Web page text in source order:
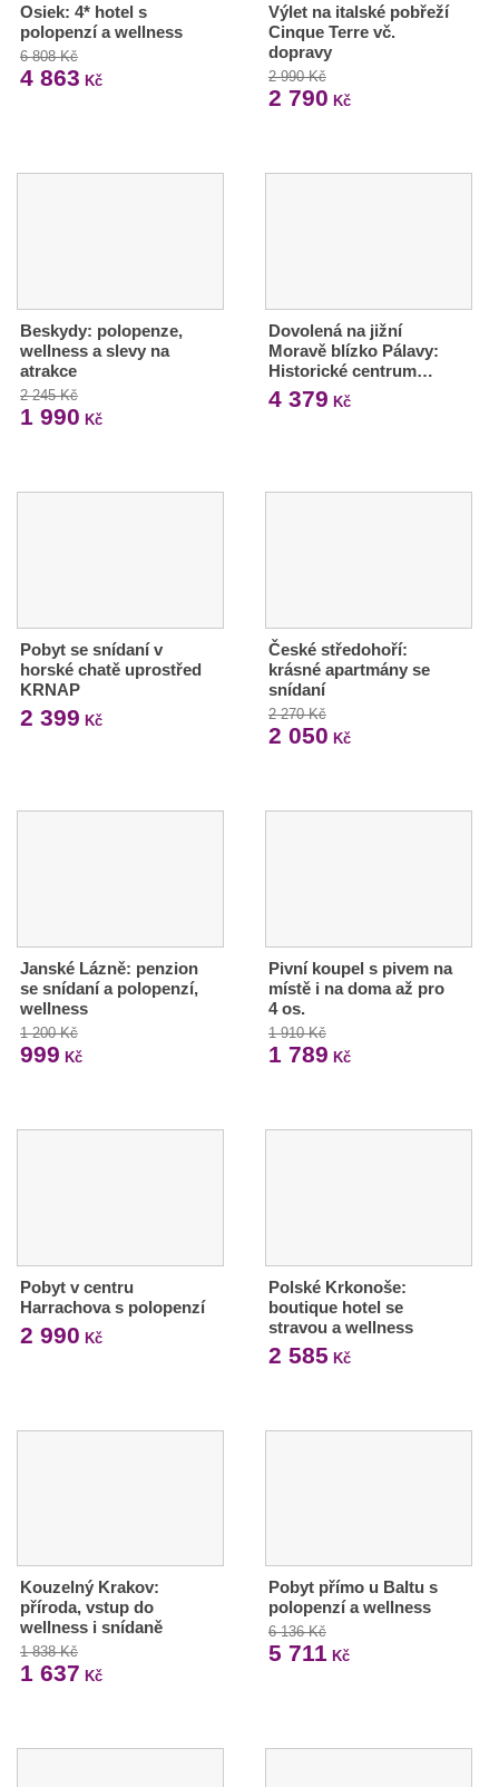
Osiek: 4* hotel s
polopenzí a wellness
6 808 Kč
4 863 Kč
Výlet na italské pobřeží
Cinque Terre vč.
dopravy
2 990 Kč
2 790 Kč
Beskydy: polopenze,
wellness a slevy na
atrakce
2 245 Kč
1 990 Kč
Dovolená na jižní
Moravě blízko Pálavy:
Historické centrum…
4 379 Kč
Pobyt se snídaní v
horské chatě uprostřed
KRNAP
2 399 Kč
České středohoří:
krásné apartmány se
snídaní
2 270 Kč
2 050 Kč
Janské Lázně: penzion
se snídaní a polopenzí,
wellness
1 200 Kč
999 Kč
Pivní koupel s pivem na
místě i na doma až pro
4 os.
1 910 Kč
1 789 Kč
Pobyt v centru
Harrachova s polopenzí
2 990 Kč
Polské Krkonoše:
boutique hotel se
stravou a wellness
2 585 Kč
Kouzelný Krakov:
příroda, vstup do
wellness i snídaně
1 838 Kč
1 637 Kč
Pobyt přímo u Baltu s
polopenzí a wellness
6 136 Kč
5 711 Kč